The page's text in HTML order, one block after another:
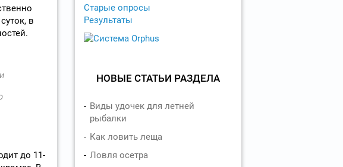
в
до 11-
Старые опросы
Результаты
НОВЫЕ СТАТЬИ РАЗДЕЛА
Виды удочек для летней
рыбалки
Как ловить леща
Ловля осетра